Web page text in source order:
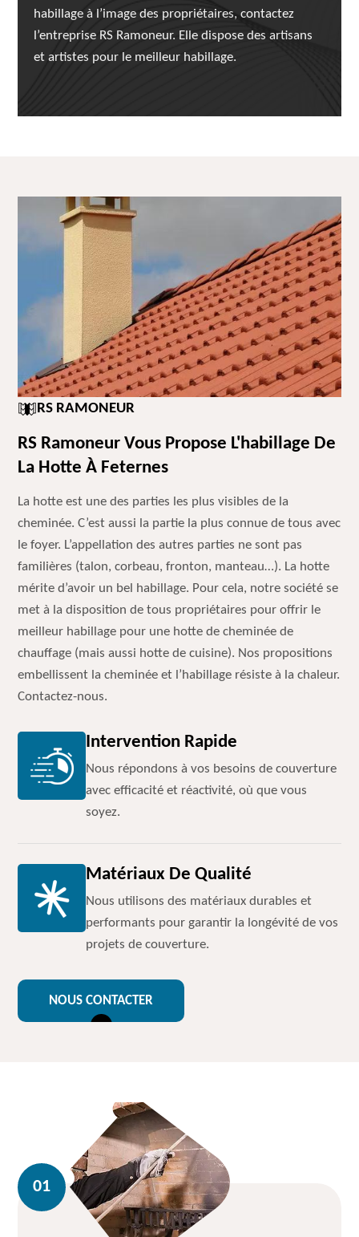
habillage à l’image des propriétaires, contactez
l’entreprise RS Ramoneur. Elle dispose des artisans
et artistes pour le meilleur habillage.
RS RAMONEUR
RS Ramoneur Vous Propose L'habillage De
La Hotte À Feternes
La hotte est une des parties les plus visibles de la
cheminée. C’est aussi la partie la plus connue de tous avec
le foyer. L’appellation des autres parties ne sont pas
familières (talon, corbeau, fronton, manteau…). La hotte
mérite d’avoir un bel habillage. Pour cela, notre société se
met à la disposition de tous propriétaires pour offrir le
meilleur habillage pour une hotte de cheminée de
chauffage (mais aussi hotte de cuisine). Nos propositions
embellissent la cheminée et l’habillage résiste à la chaleur.
Contactez-nous.
Intervention Rapide
Nous répondons à vos besoins de couverture
avec efficacité et réactivité, où que vous
soyez.
Matériaux De Qualité
Nous utilisons des matériaux durables et
performants pour garantir la longévité de vos
projets de couverture.
NOUS CONTACTER